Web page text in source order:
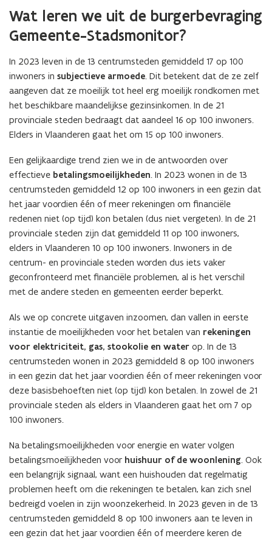
s
t
e
r
)
Wat leren we uit de burgerbevraging
Gemeente-Stadsmonitor?
In 2023 leven in de 13 centrumsteden gemiddeld 17 op 100
inwoners in subjectieve armoede. Dit betekent dat de ze zelf
aangeven dat ze moeilijk tot heel erg moeilijk rondkomen met
het beschikbare maandelijkse gezinsinkomen. In de 21
provinciale steden bedraagt dat aandeel 16 op 100 inwoners.
Elders in Vlaanderen gaat het om 15 op 100 inwoners.
Een gelijkaardige trend zien we in de antwoorden over
effectieve betalingsmoeilijkheden. In 2023 wonen in de 13
centrumsteden gemiddeld 12 op 100 inwoners in een gezin dat
het jaar voordien één of meer rekeningen om financiële
redenen niet (op tijd) kon betalen (dus niet vergeten). In de 21
provinciale steden zijn dat gemiddeld 11 op 100 inwoners,
elders in Vlaanderen 10 op 100 inwoners. Inwoners in de
centrum- en provinciale steden worden dus iets vaker
geconfronteerd met financiële problemen, al is het verschil
met de andere steden en gemeenten eerder beperkt.
Als we op concrete uitgaven inzoomen, dan vallen in eerste
instantie de moeilijkheden voor het betalen van rekeningen
voor elektriciteit, gas, stookolie en water op. In de 13
centrumsteden wonen in 2023 gemiddeld 8 op 100 inwoners
in een gezin dat het jaar voordien één of meer rekeningen voor
deze basisbehoeften niet (op tijd) kon betalen. In zowel de 21
provinciale steden als elders in Vlaanderen gaat het om 7 op
100 inwoners.
Na betalingsmoeilijkheden voor energie en water volgen
betalingsmoeilijkheden voor huishuur of de woonlening. Ook
een belangrijk signaal, want een huishouden dat regelmatig
problemen heeft om die rekeningen te betalen, kan zich snel
bedreigd voelen in zijn woonzekerheid. In 2023 geven in de 13
centrumsteden gemiddeld 8 op 100 inwoners aan te leven in
een gezin dat het jaar voordien één of meerdere keren de